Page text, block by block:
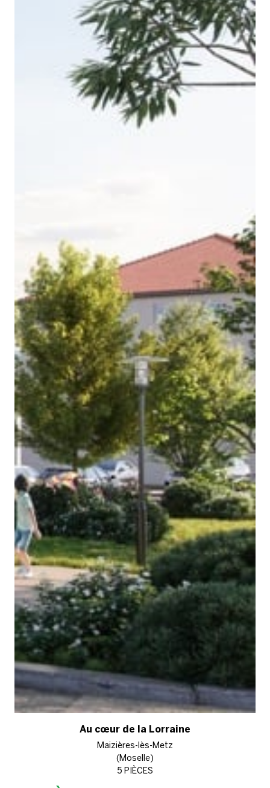
Au cœur de la Lorraine
Maizières-lès-Metz
(Moselle)
5 PIÈCES